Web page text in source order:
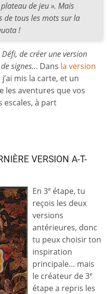
de jeu ». Mais
de tous les mots sur la
!
de créer une version
signes... Dans la version
j’ai mis la carte, et un
les aventures que vos
escales, à part
VERSION A-T-
En 3e étape, tu
reçois les deux
versions
antérieures, donc
tu peux choisir ton
inspiration
principale… mais
le créateur de 3e
étape a repris les